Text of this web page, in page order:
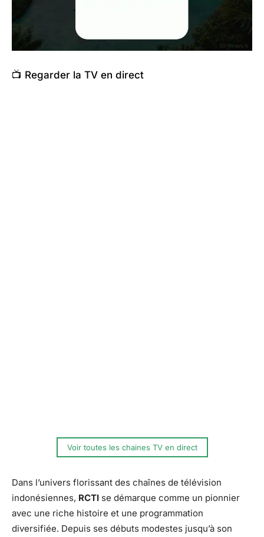
📺 Regarder la TV en direct
Voir toutes les chaines TV en direct
Dans l’univers florissant des chaînes de télévision
indonésiennes, RCTI se démarque comme un pionnier
avec une riche histoire et une programmation
diversifiée. Depuis ses débuts modestes jusqu’à son